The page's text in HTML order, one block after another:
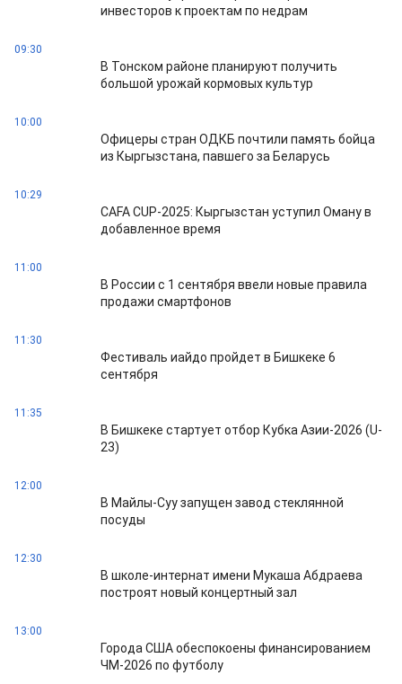
инвесторов к проектам по недрам
09:30
В Тонском районе планируют получить
большой урожай кормовых культур
10:00
Офицеры стран ОДКБ почтили память бойца
из Кыргызстана, павшего за Беларусь
10:29
CAFA CUP-2025: Кыргызстан уступил Оману в
добавленное время
11:00
В России с 1 сентября ввели новые правила
продажи смартфонов
11:30
Фестиваль иайдо пройдет в Бишкеке 6
сентября
11:35
В Бишкеке стартует отбор Кубка Азии-2026 (U-
23)
12:00
В Майлы-Суу запущен завод стеклянной
посуды
12:30
В школе-интернат имени Мукаша Абдраева
построят новый концертный зал
13:00
Города США обеспокоены финансированием
ЧМ-2026 по футболу